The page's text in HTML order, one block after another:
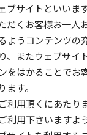
ブサイトといいま
だくお客様お一人
ようコンテンツの
、またウェブサイ
をはかることでお
す。
利用頂くにあたり
利用下さいますよ